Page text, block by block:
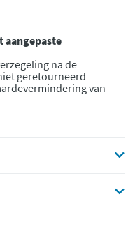
aangepaste
na de
geretourneerd
van